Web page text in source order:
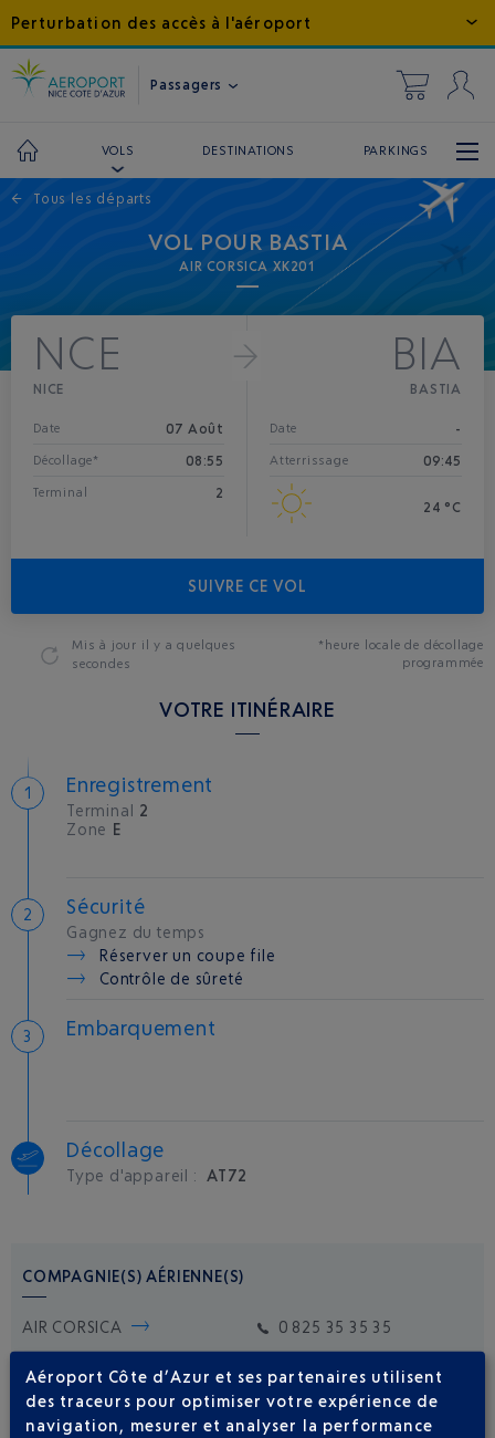
Perturbation des accès à l'aéroport
Passagers
VOLS DESTINATIONS PARKINGS
← Tous les départs
VOL POUR BASTIA
AIR CORSICA XK201
NCE
NICE
Date 07 Août
Décollage* 08:55
Terminal 2
BIA
BASTIA
Date -
Atterrissage 09:45
24 °C
SUIVRE CE VOL
Mis à jour il y a quelques
secondes
*heure locale de décollage
programmée
VOTRE ITINÉRAIRE
Enregistrement
Terminal 2
Zone E
Sécurité
Gagnez du temps
Réserver un coupe file
Contrôle de sûreté
Embarquement
Décollage
Type d'appareil : AT72
COMPAGNIE(S) AÉRIENNE(S)
AIR CORSICA 0 825 35 35 35
Aéroport Côte d’Azur et ses partenaires utilisent
des traceurs pour optimiser votre expérience de
navigation, mesurer et analyser la performance